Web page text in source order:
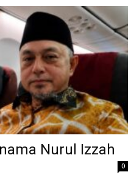
Nurul Izzah
0